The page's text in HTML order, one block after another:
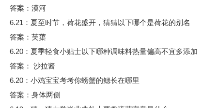
答案：漠河
6.21：夏至时节，荷花盛开，猜猜以下哪个是荷花的别名
答案：芙蕖
6.20：夏季轻食小贴士以下哪种调味料热量偏高不宜多添加
答案： 沙拉酱
6.20：小鸡宝宝考考你螃蟹的鳃长在哪里
答案：身体两侧